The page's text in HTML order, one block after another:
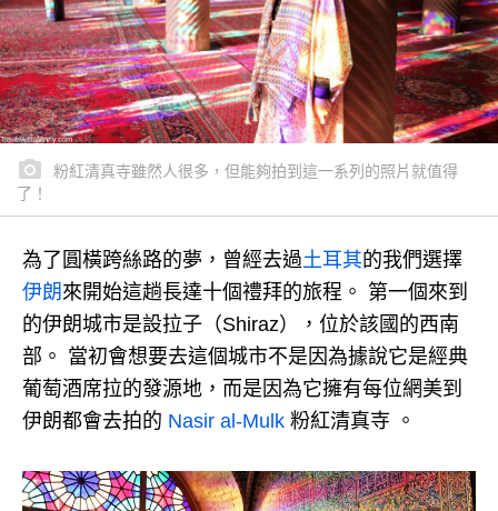
粉紅清真寺雖然人很多，但能夠拍到這一系列的照片就值得
了！
為了圓橫跨絲路的夢，曾經去過土耳其的我們選擇
伊朗來開始這趟長達十個禮拜的旅程。 第一個來到
的伊朗城市是設拉子（Shiraz），位於該國的西南
部。 當初會想要去這個城市不是因為據說它是經典
葡萄酒席拉的發源地，而是因為它擁有每位網美到
伊朗都會去拍的 Nasir al-Mulk 粉紅清真寺 。